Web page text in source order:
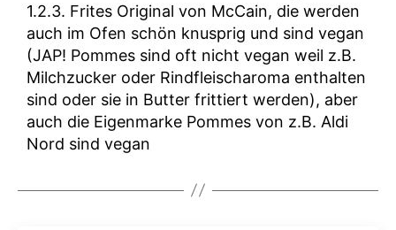
1.2.3. Frites Original von McCain, die werden
auch im Ofen schön knusprig und sind vegan
(JAP! Pommes sind oft nicht vegan weil z.B.
Milchzucker oder Rindfleischaroma enthalten
sind oder sie in Butter frittiert werden), aber
auch die Eigenmarke Pommes von z.B. Aldi
Nord sind vegan